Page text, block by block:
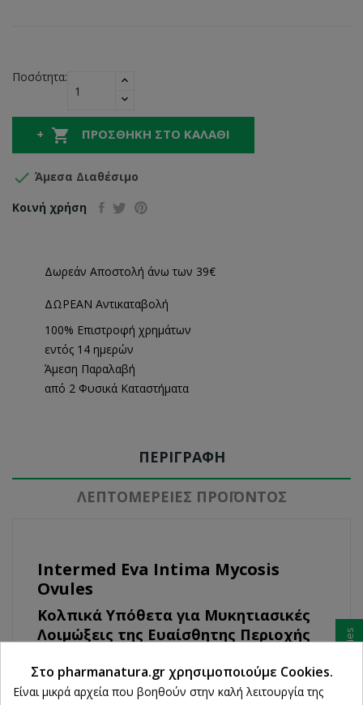
Ποσότητα:
 ΠΡΟΣΘΉΚΗ ΣΤΟ ΚΑΛΆΘΙ
 Άμεσα Διαθέσιμο
Κοινή χρήση
Δωρεάν Αποστολή άνω των 39€
ΔΩΡΕΑΝ Αντικαταβολή
100% Επιστροφή χρημάτων
εντός 14 ημερών
Άμεση Παραλαβή
από 2 Φυσικά Καταστήματα
ΠΕΡΙΓΡΑΦΉ
ΛΕΠΤΟΜΈΡΕΙΕΣ ΠΡΟΪΌΝΤΟΣ
Intermed Eva Intima Mycosis
Ovules
Κολπικά Υπόθετα για Μυκητιασικές
Λοιμώξεις της Ευαίσθητης Περιοχής
ιατροτεχνολογικό προϊόν ειδικά σχεδιασμένο για
τον έλεγχο των μυκητιασικών
Στο pharmanatura.gr χρησιμοποιούμε Cookies.
Είναι μικρά αρχεία που βοηθούν στην καλή λειτουργία της
Ρυθμίσεις cookies